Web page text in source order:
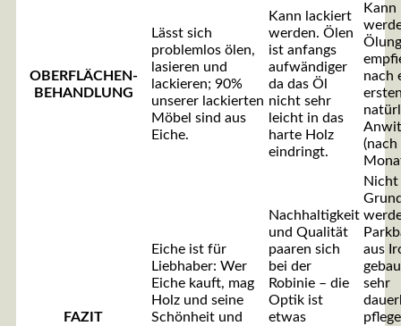
OBERFLÄCHEN-
BEHANDLUNG
Lässt sich
problemlos ölen,
lasieren und
lackieren; 90%
unserer lackierten
Möbel sind aus
Eiche.
Kann lackiert
werden. Ölen
ist anfangs
aufwändiger
da das Öl
nicht sehr
leicht in das
harte Holz
eindringt.
Ölung
nach
(nach
FAZIT
Eiche ist für
Liebhaber: Wer
Eiche kauft, mag
Holz und seine
Schönheit und
Nachhaltigkeit
und Qualität
paaren sich
bei der
Robinie – die
Optik ist
etwas
Nicht
aus
sehr